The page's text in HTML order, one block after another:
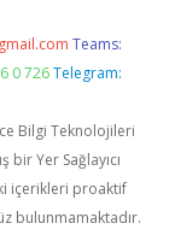
Teams:
0 726 Telegram:
Bilgi Teknolojileri
bir Yer Sağlayıcı
içerikleri proaktif
bulunmamaktadır.